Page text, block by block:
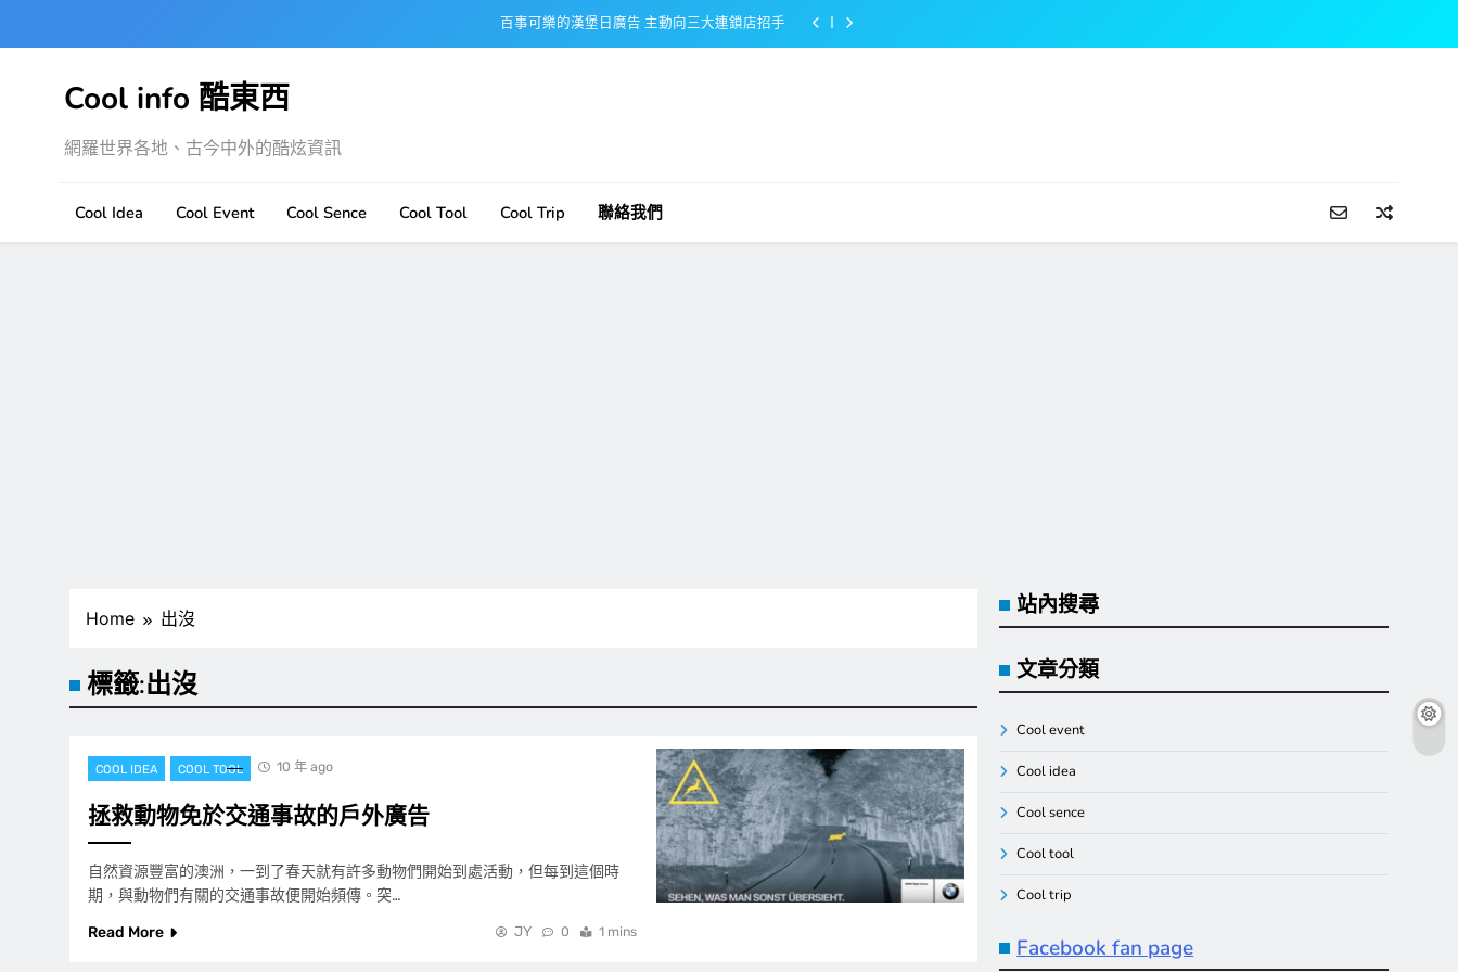
百事可樂的漢堡日廣告 主動向三大連鎖店招手
百事可樂的漢堡日廣告 主動向三大連鎖店招手
Cool info 酷東西
網羅世界各地、古今中外的酷炫資訊
Cool Idea Cool Event Cool Sence Cool Tool Cool Trip 聯絡我們
Home 出沒
標籤:出沒
COOL IDEA COOL TOOL 10 年 ago
拯救動物免於交通事故的戶外廣告
自然資源豐富的澳洲，一到了春天就有許多動物們開始到處活動，但每到這個時
期，與動物們有關的交通事故便開始頻傳。突…
Read More
JY 0 1 mins
站內搜尋
文章分類
Cool event
Cool idea
Cool sence
Cool tool
Cool trip
Facebook fan page